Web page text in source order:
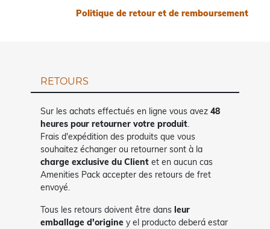
Politique de retour et de remboursement
RETOURS
Sur les achats effectués en ligne vous avez48
heures pour retourner votre produit.
Frais d'expédition des produits que vous
souhaitez échanger ou retourner sont à la
charge exclusive du Client et en aucun cas
Amenities Pack accepter des retours de fret
envoyé.
Tous les retours doivent être dans leur
emballage d'originey el producto deberá estar